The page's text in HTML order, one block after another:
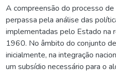
A compreensão do processo de
perpassa pela análise das
implementadas pelo Estado na
1960. No âmbito do conjunto
inicialmente, na integração
um subsídio necessário para o